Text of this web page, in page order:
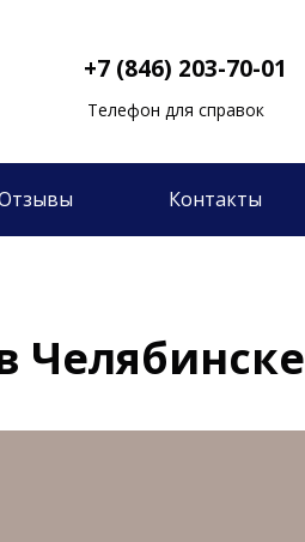
+7 (846) 203-70-01
Телефон для справок
Контакты
Челябинске